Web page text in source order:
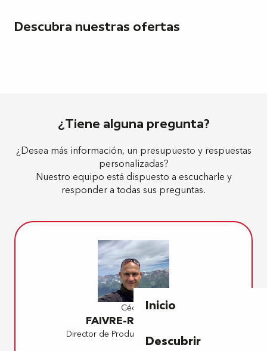
Inicio
Descubrir
Descubra nuestras ofertas
¿Tiene alguna pregunta?
¿Desea más información, un presupuesto y respuestas
personalizadas?
Nuestro equipo está dispuesto a escucharle y
responder a todas sus preguntas.
Cédric
FAIVRE-RAMPANT
Director de Producción y Marketing